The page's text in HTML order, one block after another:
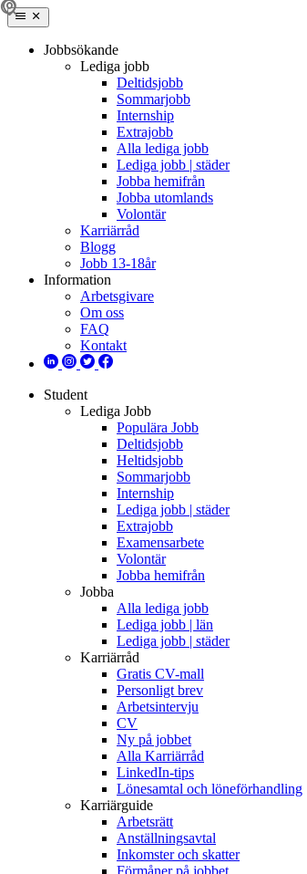
Jobbsökande
Lediga jobb
Deltidsjobb
Sommarjobb
Internship
Extrajobb
Alla lediga jobb
Lediga jobb | städer
Jobba hemifrån
Jobba utomlands
Volontär
Karriärråd
Blogg
Jobb 13-18år
Information
Arbetsgivare
Om oss
FAQ
Kontakt
Student
Lediga Jobb
Populära Jobb
Deltidsjobb
Heltidsjobb
Sommarjobb
Internship
Lediga jobb | städer
Extrajobb
Examensarbete
Volontär
Jobba hemifrån
Jobba
Alla lediga jobb
Lediga jobb | län
Lediga jobb | städer
Karriärråd
Gratis CV-mall
Personligt brev
Arbetsintervju
CV
Ny på jobbet
Alla Karriärråd
LinkedIn-tips
Lönesamtal och löneförhandling
Karriärguide
Arbetsrätt
Anställningsavtal
Inkomster och skatter
Förmåner på jobbet